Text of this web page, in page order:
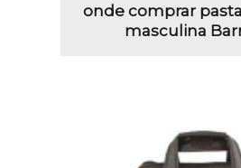
onde comprar
masculina